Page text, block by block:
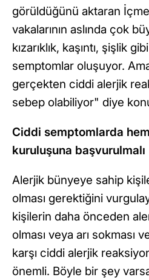
görüldüğünü aktaran
vakalarının aslında çok
kızarıklık, kaşıntı, şişlik
semptomlar oluşuyor.
gerçekten ciddi alerjik
sebep olabiliyor" diye
Ciddi semptomlarda
kuruluşuna başvurulmalı
Alerjik bünyeye sahip
olması gerektiğini
kişilerin daha önceden
olması veya arı sokması
karşı ciddi alerjik
önemli. Böyle bir şey